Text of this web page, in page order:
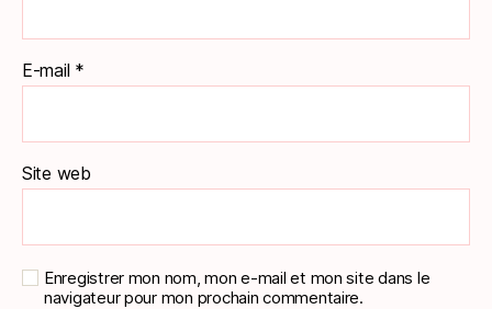
E-mail *
Site web
Enregistrer mon nom, mon e-mail et mon site dans le
navigateur pour mon prochain commentaire.